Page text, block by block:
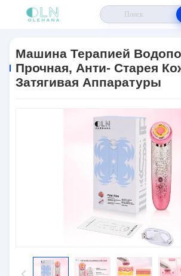
Водопода ODM Прочная, Анти- Старея Кожа
Машина Терапией
Прочная, Анти- Старея
Затягивая Аппаратуры